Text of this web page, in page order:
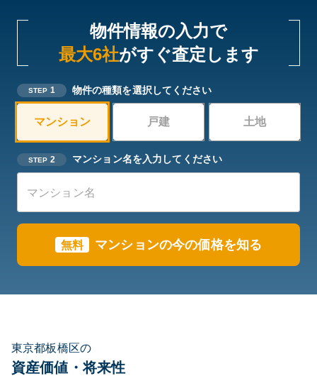
物件情報の入力で
最大6社がすぐ査定します
STEP 1 物件の種類を選択してください
マンション 戸建 土地
STEP 2 マンション名を入力してください
無料 マンションの今の価格を知る
東京都板橋区の
資産価値・将来性